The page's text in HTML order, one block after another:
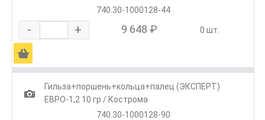
740.30-1000128-44
- + 9 648 ₽ 0 шт.
Ä
1
Гильза+поршень+кольца+палец (ЭКСПЕРТ)
ЕВРО-1,2 10 гр / Кострома
740.30-1000128-90